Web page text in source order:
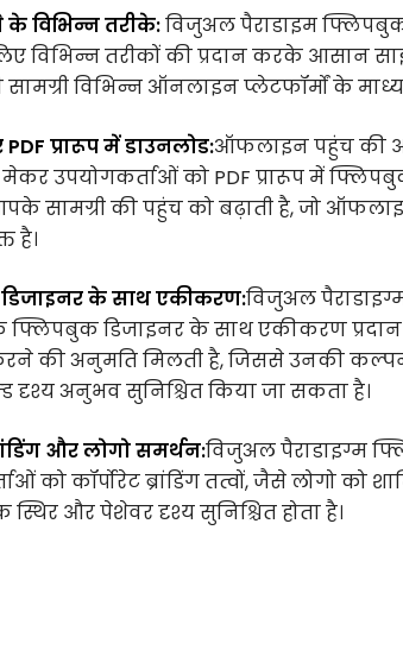
विभिन्न तरीके:विजुअल पैराडाइम
विभिन्न तरीकों की प्रदान करके आसान
विभिन्न ऑनलाइन प्लेटफॉर्मों के
PDF प्रारूप में डाउनलोड:ऑफलाइन पहुंच की
उपयोगकर्ताओं को PDF प्रारूप में
सामग्री की पहुंच को बढ़ाती है, जो
है।
के साथ एकीकरण:विजुअल
डिजाइनर के साथ एकीकरण
की अनुमति मिलती है, जिससे उनकी
दृश्य अनुभव सुनिश्चित किया जा सकता है।
और लोगो समर्थन:विजुअल पैराडाइग्म
को कॉर्पोरेट ब्रांडिंग तत्वों, जैसे लोगो
और पेशेवर दृश्य सुनिश्चित होता है।